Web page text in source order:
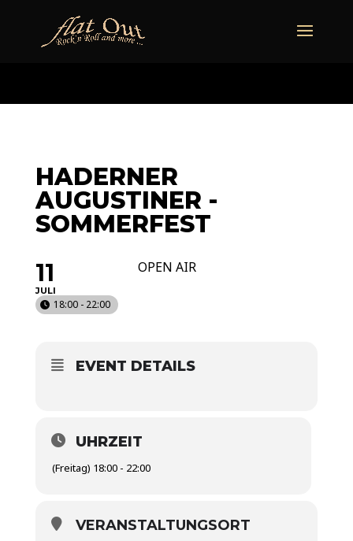
HADERNER
AUGUSTINER -
SOMMERFEST
11
JULI
18:00 - 22:00
OPEN AIR
EVENT DETAILS
UHRZEIT
(Freitag) 18:00 - 22:00
VERANSTALTUNGSORT